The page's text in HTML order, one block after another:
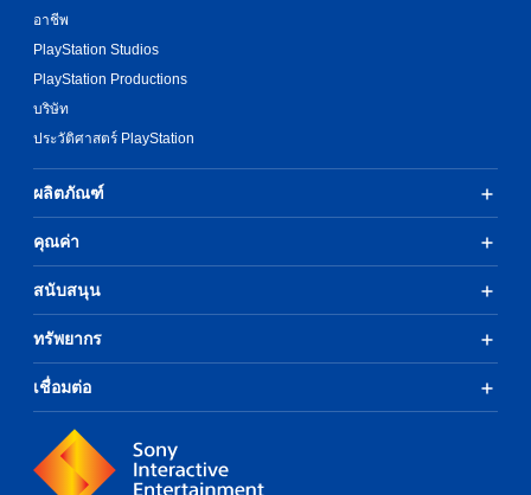
อาชีพ
PlayStation Studios
PlayStation Productions
บริษัท
ประวัติศาสตร์ PlayStation
ผลิตภัณฑ์
คุณค่า
สนับสนุน
ทรัพยากร
เชื่อมต่อ